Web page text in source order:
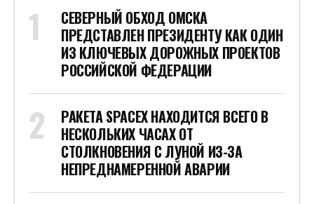
СЕВЕРНЫЙ ОБХОД ОМСКА
ПРЕДСТАВЛЕН ПРЕЗИДЕНТУ КАК ОДИН
ИЗ КЛЮЧЕВЫХ ДОРОЖНЫХ ПРОЕКТОВ
РОССИЙСКОЙ ФЕДЕРАЦИИ
РАКЕТА SPACEX НАХОДИТСЯ ВСЕГО В
НЕСКОЛЬКИХ ЧАСАХ ОТ
СТОЛКНОВЕНИЯ С ЛУНОЙ ИЗ-ЗА
НЕПРЕДНАМЕРЕННОЙ АВАРИИ